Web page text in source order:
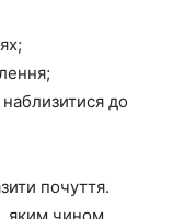
до
почуття.